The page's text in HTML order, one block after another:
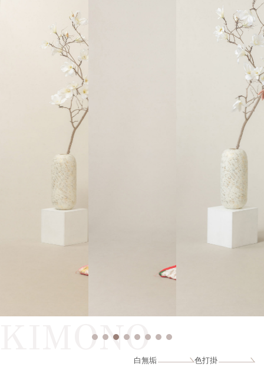
KIMONO
白無垢 色打掛